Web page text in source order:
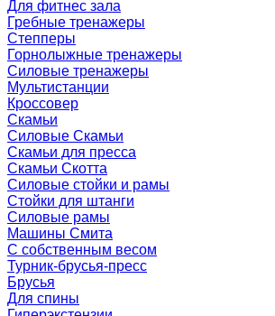
Для фитнес зала
Гребные тренажеры
Степперы
Горнолыжные тренажеры
Силовые тренажеры
Мультистанции
Кроссовер
Скамьи
Силовые Скамьи
Скамьи для пресса
Скамьи Скотта
Силовые стойки и рамы
Стойки для штанги
Силовые рамы
Машины Смита
C собственным весом
Турник-брусья-пресс
Брусья
Для спины